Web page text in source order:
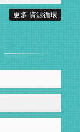
更多 資源循環